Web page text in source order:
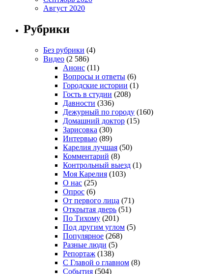
Август 2020
Рубрики
Без рубрики (4)
Видео (2 586)
Анонс (11)
Вопросы и ответы (6)
Городские истории (1)
Гость в студии (208)
Давности (336)
Дежурный по городу (160)
Домашний доктор (15)
Зарисовка (30)
Интервью (89)
Карелия лучшая (50)
Комментарий (8)
Контрольный выезд (1)
Моя Карелия (103)
О нас (25)
Опрос (6)
От первого лица (71)
Открытая дверь (51)
По Тихому (201)
Под другим углом (5)
Популярное (268)
Разные люди (5)
Репортаж (138)
С Главой о главном (8)
События (504)